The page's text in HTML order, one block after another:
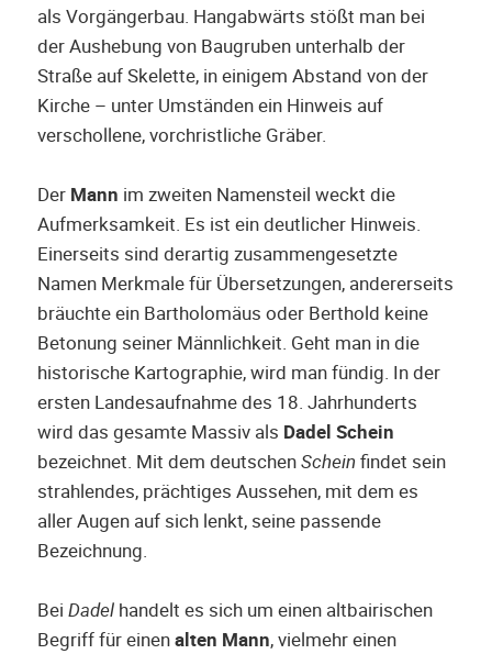
als Vorgängerbau. Hangabwärts stößt man bei
der Aushebung von Baugruben unterhalb der
Straße auf Skelette, in einigem Abstand von der
Kirche – unter Umständen ein Hinweis auf
verschollene, vorchristliche Gräber.
Der Mann im zweiten Namensteil weckt die
Aufmerksamkeit. Es ist ein deutlicher Hinweis.
Einerseits sind derartig zusammengesetzte
Namen Merkmale für Übersetzungen, andererseits
bräuchte ein Bartholomäus oder Berthold keine
Betonung seiner Männlichkeit. Geht man in die
historische Kartographie, wird man fündig. In der
ersten Landesaufnahme des 18. Jahrhunderts
wird das gesamte Massiv als Dadel Schein
bezeichnet. Mit dem deutschenScheinfindet sein
strahlendes, prächtiges Aussehen, mit dem es
aller Augen auf sich lenkt, seine passende
Bezeichnung.
BeiDadel handelt es sich um einen altbairischen
Begriff für einenalten Mann, vielmehr einen